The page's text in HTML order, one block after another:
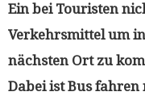
Ein bei Touristen
Verkehrsmittel um in
nächsten Ort zu
Dabei ist Bus